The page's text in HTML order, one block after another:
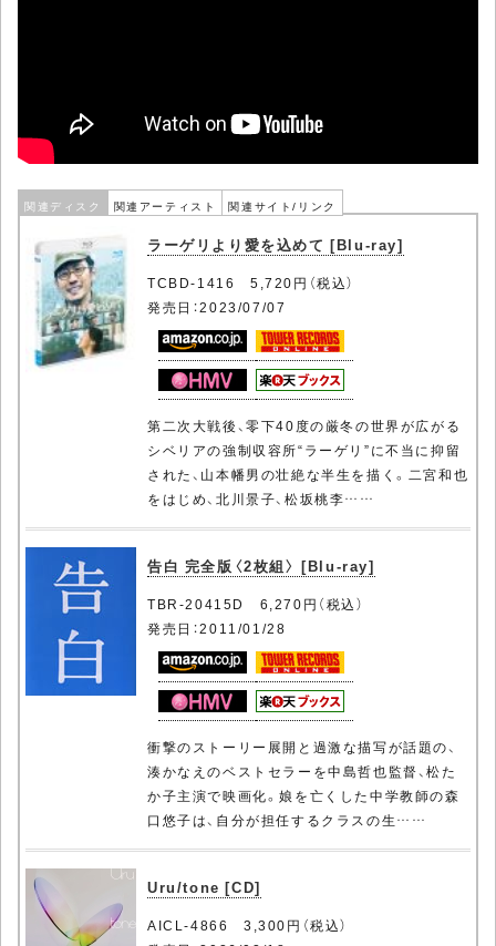
関連ディスク 関連アーティスト 関連サイト/リンク
ラーゲリより愛を込めて [Blu-ray]
TCBD-1416 5,720円（税込）
発売日：2023/07/07
第二次大戦後、零下40度の厳冬の世界が広がる
シベリアの強制収容所“ラーゲリ”に不当に抑留
された、山本幡男の壮絶な半生を描く。二宮和也
をはじめ、北川景子、松坂桃李……
告白 完全版〈2枚組〉 [Blu-ray]
TBR-20415D 6,270円（税込）
発売日：2011/01/28
衝撃のストーリー展開と過激な描写が話題の、
湊かなえのベストセラーを中島哲也監督、松た
か子主演で映画化。娘を亡くした中学教師の森
口悠子は、自分が担任するクラスの生……
Uru/tone [CD]
AICL-4866 3,300円（税込）